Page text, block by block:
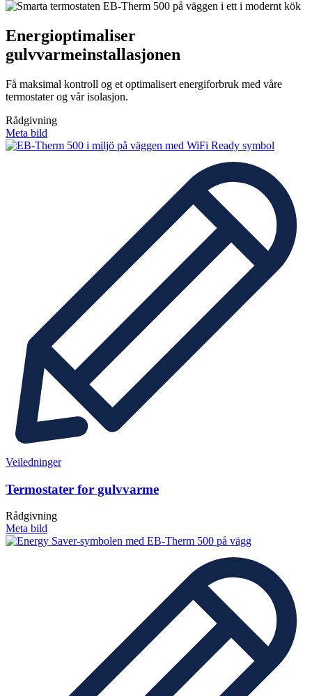
Energioptimaliser
gulvvarmeinstallasjonen
Få maksimal kontroll og et optimalisert energiforbruk med våre
termostater og vår isolasjon.
Rådgivning
Meta bild
Veiledninger
Termostater for gulvvarme
Rådgivning
Meta bild